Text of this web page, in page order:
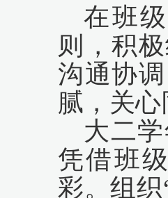
在班
则，积
沟通协
腻，关
大二
凭借班
彩。组